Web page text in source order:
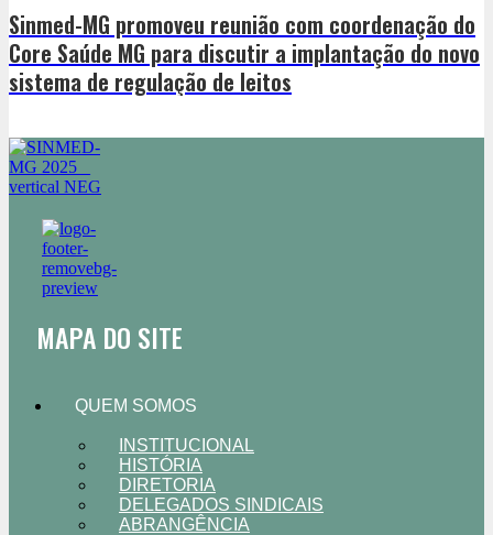
Sinmed-MG promoveu reunião com coordenação do
Core Saúde MG para discutir a implantação do novo
sistema de regulação de leitos
MAPA DO SITE
QUEM SOMOS
INSTITUCIONAL
HISTÓRIA
DIRETORIA
DELEGADOS SINDICAIS
ABRANGÊNCIA